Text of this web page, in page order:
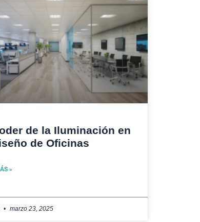
de la Iluminación en
de Oficinas
»
marzo 23, 2025